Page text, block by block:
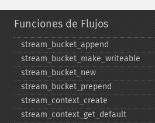
Funciones de Flujos
stream_​bucket_​append
stream_​bucket_​make_​writeable
stream_​bucket_​new
stream_​bucket_​prepend
stream_​context_​create
stream_​context_​get_​default